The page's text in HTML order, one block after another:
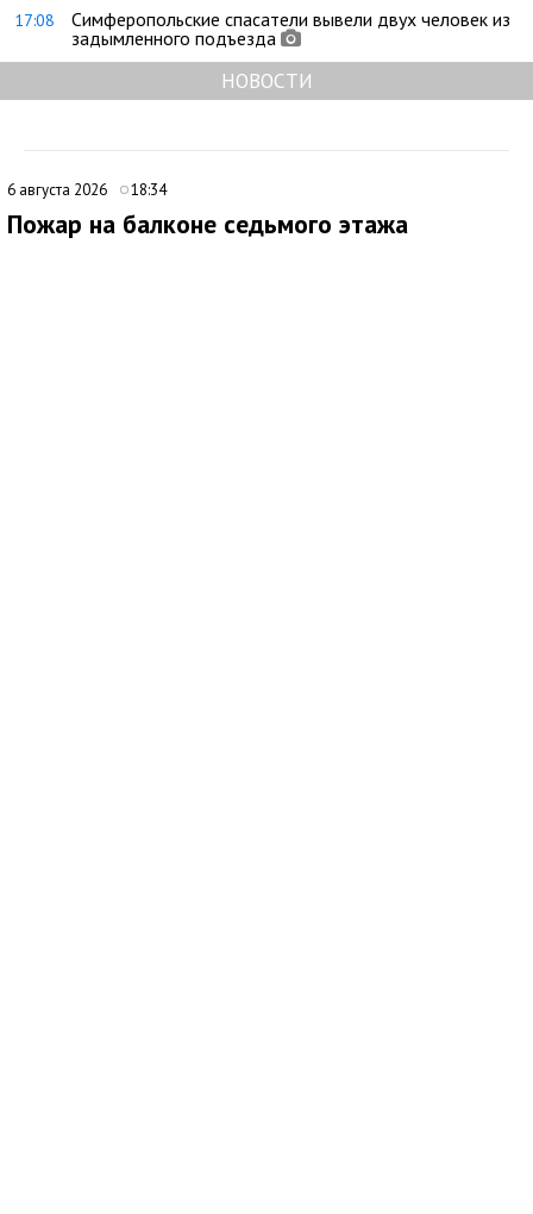
17:08
Симферопольские спасатели вывели двух человек из
задымленного подъезда
НОВОСТИ
6 августа 2026 18:34
Пожар на балконе седьмого этажа